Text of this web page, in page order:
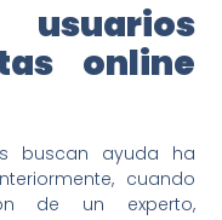
online
buscan ayuda ha
cuando
de un experto,